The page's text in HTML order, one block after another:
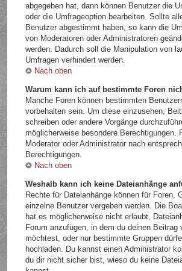
abgegeben hat, dann können Benutzer die
oder die Umfrageoption bearbeiten. Sollte
Benutzer abgestimmt haben, so kann die
von Moderatoren oder Administratoren
werden. Dadurch soll die Manipulation von
Umfragen verhindert werden.
Nach oben
Warum kann ich auf bestimmte Foren
Manche Foren können bestimmten
vorbehalten sein. Um diese einzusehen,
schreiben oder andere Vorgänge
möglicherweise besondere Berechtigungen.
Moderator oder Administrator nach
Berechtigungen.
Nach oben
Weshalb kann ich keine Dateianhänge
Rechte für Dateianhänge können für Foren,
einzelne Benutzer vergeben werden. Die
hat es möglicherweise nicht erlaubt,
Forum anzufügen, in dem du deinen Beitrag
möchtest, oder nur bestimmte Gruppen
hochladen. Du kannst einen Administrator
du dir nicht sicher bist, wieso du keine